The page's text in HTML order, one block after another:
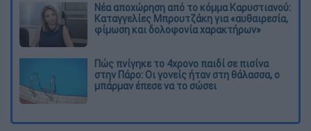
Νέα αποχώρηση από το κόμμα Καρυστιανού:
Καταγγελίες Μπρουτζάκη για «αυθαιρεσία,
φίμωση και δολοφονία χαρακτήρων»
Πώς πνίγηκε το 4χρονο παιδί σε πισίνα
στην Πάρο: Οι γονείς ήταν στη θάλασσα, ο
μπάρμαν έπεσε να το σώσει